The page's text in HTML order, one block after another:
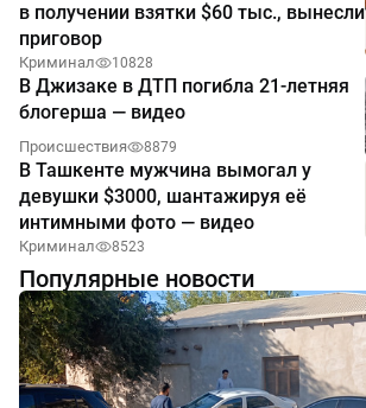
в получении взятки $60 тыс., вынесли
приговор
Криминал 10828
В Джизаке в ДТП погибла 21-летняя
блогерша — видео
Происшествия 8879
В Ташкенте мужчина вымогал у
девушки $3000, шантажируя её
интимными фото — видео
Криминал 8523
Популярные новости